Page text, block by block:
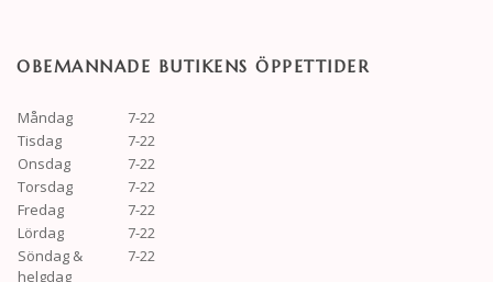
OBEMANNADE BUTIKENS ÖPPETTIDER
Måndag
7-22
Tisdag
7-22
Onsdag
7-22
Torsdag
7-22
Fredag
7-22
Lördag
7-22
Söndag &
helgdag
7-22